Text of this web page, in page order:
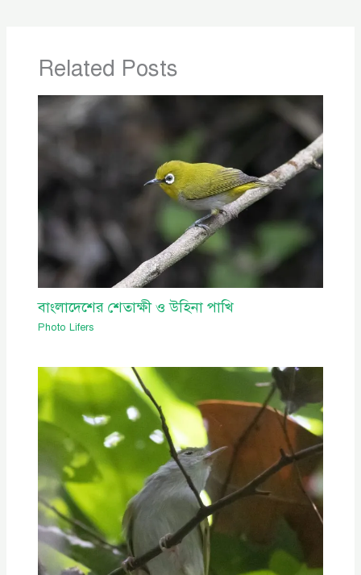
Related Posts
বাংলাদেশের শেতাক্ষী ও উহিনা পাখি
Photo Lifers